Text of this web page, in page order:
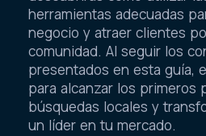
herramientas adecuadas
negocio y atraer clientes
comunidad. Al seguir los
presentados en esta guía,
para alcanzar los primeros
búsquedas locales y
un líder en tu mercado.